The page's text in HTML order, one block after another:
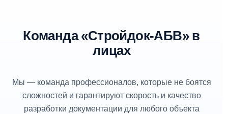
Команда «Стройдок-АБВ» в
лицах
Мы — команда профессионалов, которые не боятся
сложностей и гарантируют скорость и качество
разработки документации для любого объекта